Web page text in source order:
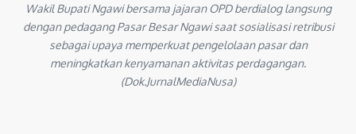
Wakil Bupati Ngawi bersama jajaran OPD berdialog langsung
dengan pedagang Pasar Besar Ngawi saat sosialisasi retribusi
sebagai upaya memperkuat pengelolaan pasar dan
meningkatkan kenyamanan aktivitas perdagangan.
(Dok.JurnalMediaNusa)